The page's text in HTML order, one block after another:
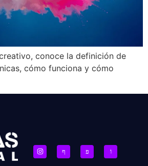
conoce la definición de
cómo funciona y cómo